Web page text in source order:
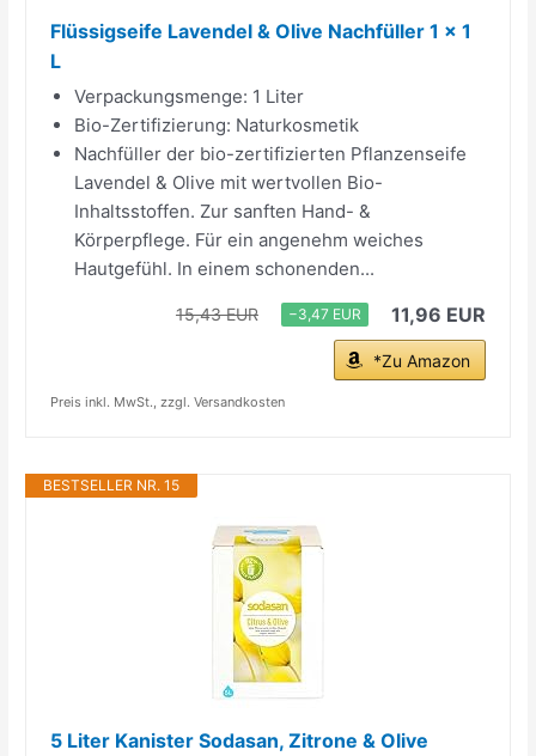
Flüssigseife Lavendel & Olive Nachfüller 1 x 1
L
Verpackungsmenge: 1 Liter
Bio-Zertifizierung: Naturkosmetik
Nachfüller der bio-zertifizierten Pflanzenseife
Lavendel & Olive mit wertvollen Bio-
Inhaltsstoffen. Zur sanften Hand- &
Körperpflege. Für ein angenehm weiches
Hautgefühl. In einem schonenden...
15,43 EUR −3,47 EUR 11,96 EUR
*Zu Amazon
Preis inkl. MwSt., zzgl. Versandkosten
BESTSELLER NR. 15
5 Liter Kanister Sodasan, Zitrone & Olive